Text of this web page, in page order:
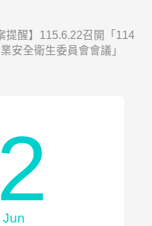
提醒】115.6.22召開「114
安全衛生委員會會議」
Jun